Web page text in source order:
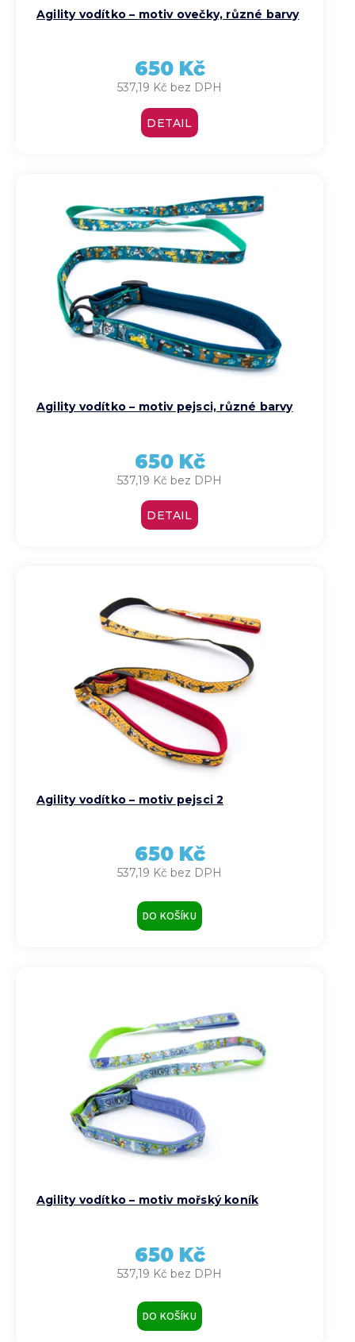
Agility vodítko – motiv ovečky, různé barvy
537,19 Kč bez DPH
650 Kč
DETAIL
Agility vodítko – motiv pejsci, různé barvy
537,19 Kč bez DPH
650 Kč
DETAIL
Agility vodítko – motiv pejsci 2
537,19 Kč bez DPH
650 Kč
DO KOŠÍKU
Agility vodítko – motiv mořský koník
537,19 Kč bez DPH
650 Kč
DO KOŠÍKU